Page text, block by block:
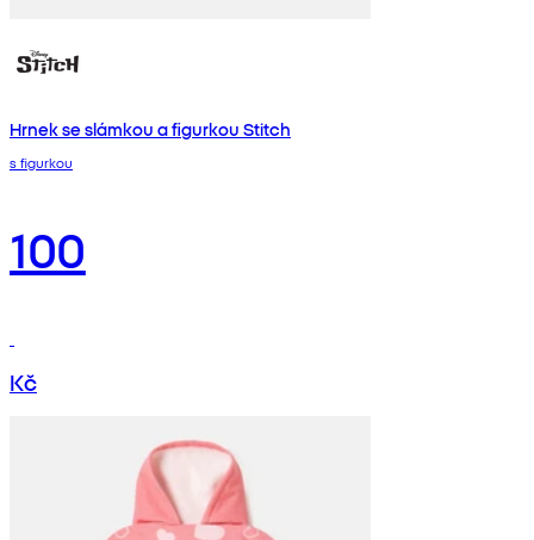
Hrnek se slámkou a figurkou Stitch
s figurkou
100
Kč